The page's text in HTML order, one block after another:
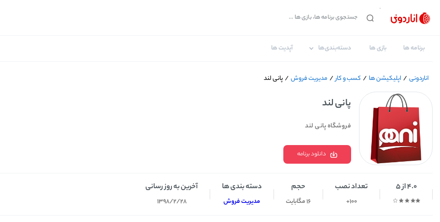
برنامه ها بازی ها دسته‌بندی‌ها آپدیت ها
اناردونی / اپلیکیشن ها / کسب و کار / مدیریت فروش /پانی لند
پانی لند
فروشگاه پانی لند
دانلود برنامه
4.0 از 5 تعداد نصب
100+
حجم
16 مگابایت
دسته بندی ها
مدیریت فروش
آخرین به روز رسانی
1398/2/28